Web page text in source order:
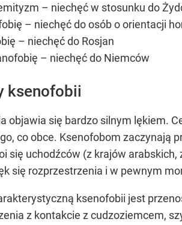
– niechęć w stosunku do
– niechęć do osób o orientacji
– niechęć do Rosjan
– niechęć do Niemców
ksenofobii
objawia się bardzo silnym lękiem.
co obce. Ksenofobom zaczynają
się uchodźców (z krajów
się rozprzestrzenia i w pewnym
ksenofobii jest
z kontakcie z cudzoziemcem,